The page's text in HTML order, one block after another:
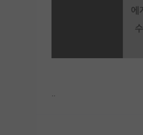
..